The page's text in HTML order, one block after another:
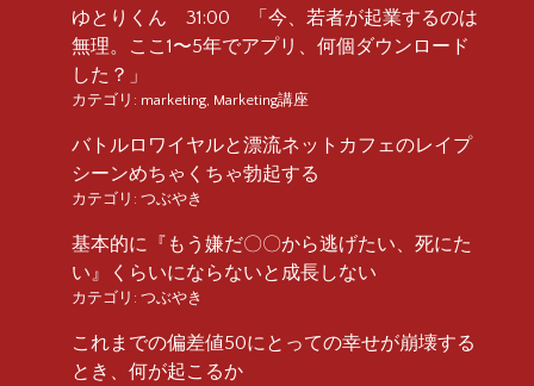
ゆとりくん 31:00 「今、若者が起業するのは
無理。ここ1〜5年でアプリ、何個ダウンロード
した？」
カテゴリ: marketing Marketing講座
バトルロワイヤルと漂流ネットカフェのレイプ
シーンめちゃくちゃ勃起する
カテゴリ: つぶやき
基本的に『もう嫌だ〇〇から逃げたい、死にた
い』くらいにならないと成長しない
カテゴリ: つぶやき
これまでの偏差値50にとっての幸せが崩壊する
とき、何が起こるか